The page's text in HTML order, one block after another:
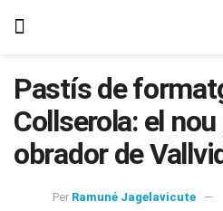
Pastís de
Collserola: el nou
obrador de
Per Ramuné Jagelavicute